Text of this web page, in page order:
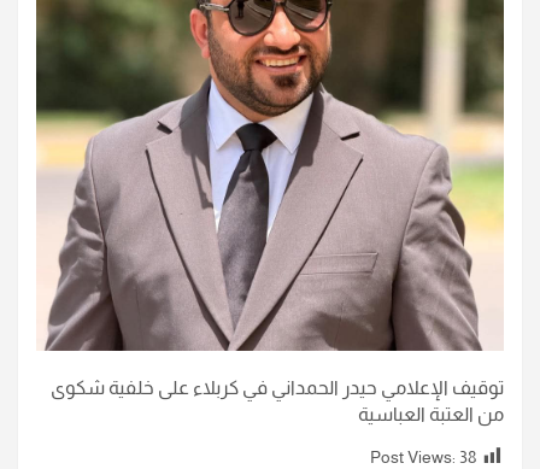
توقيف الإعلامي حيدر الحمداني في كربلاء على خلفية شكوى
من العتبة العباسية
Post Views: 38